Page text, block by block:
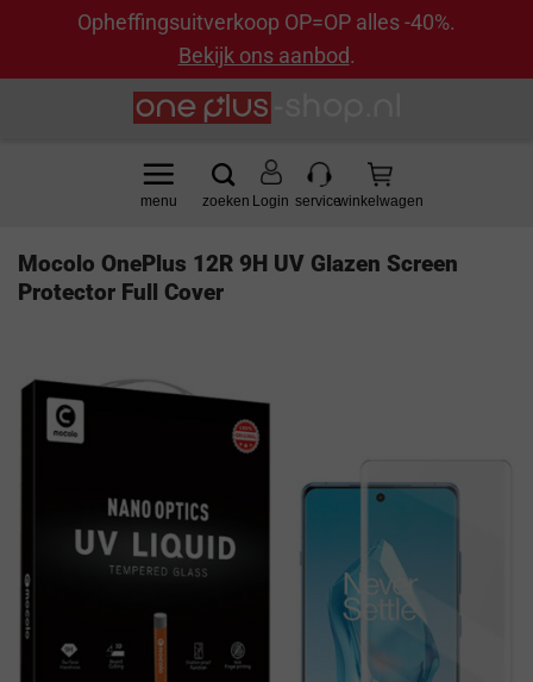
Opheffingsuitverkoop OP=OP alles -40%.
Bekijk ons aanbod.
Login
Mocolo OnePlus 12R 9H UV Glazen Screen
Protector Full Cover